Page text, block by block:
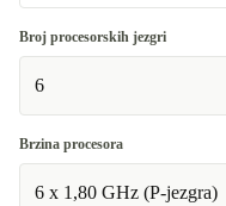
Vrlo dobro
Odlično
Broj procesorskih jezgri
6
Brzina procesora
6 x 1,80 GHz (P-jezgra)